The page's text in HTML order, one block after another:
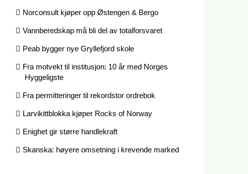
Norconsult kjøper opp Østengen & Bergo
Vannberedskap må bli del av totalforsvaret
Peab bygger nye Gryllefjord skole
Fra motvekt til institusjon: 10 år med Norges
Hyggeligste
Fra permitteringer til rekordstor ordrebok
Larvikittblokka kjøper Rocks of Norway
Enighet gir større handlekraft
Skanska: høyere omsetning i krevende marked